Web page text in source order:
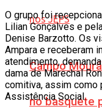
Campo
no basquete
O grupo foi
Lilian Gonçalves e
Denise Barzotto. Os
Ampara e receberam
atendimento,
dama de Marechal
comitiva, assim como
Assistência Social.